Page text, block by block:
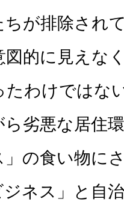
が排除され
図的に見えな
わけではな
劣悪な居住
」の食い物に
ネス」と自